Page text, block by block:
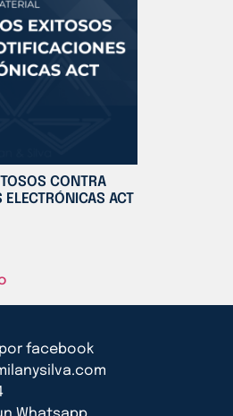
CONTRA
ELECTRÓNICAS ACT
facebook